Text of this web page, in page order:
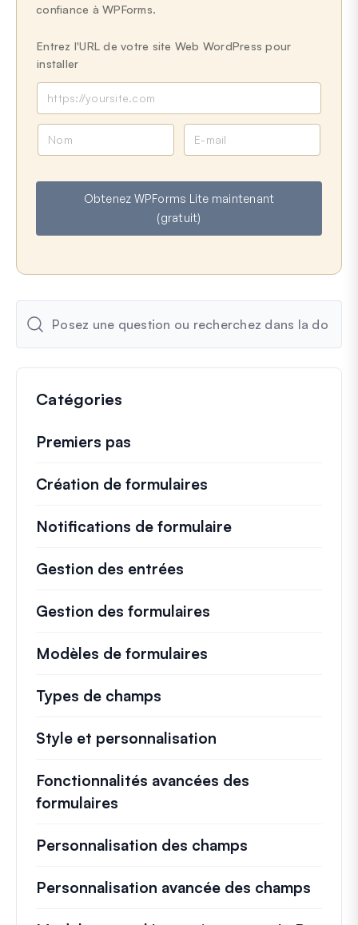
confiance à WPForms.
Entrez l'URL de votre site Web WordPress pour
installer
a
i
l
Obtenez WPForms Lite maintenant
(gratuit)
Catégories
Premiers pas
Création de formulaires
Notifications de formulaire
Gestion des entrées
Gestion des formulaires
Modèles de formulaires
Types de champs
Style et personnalisation
Fonctionnalités avancées des
formulaires
Personnalisation des champs
Personnalisation avancée des champs